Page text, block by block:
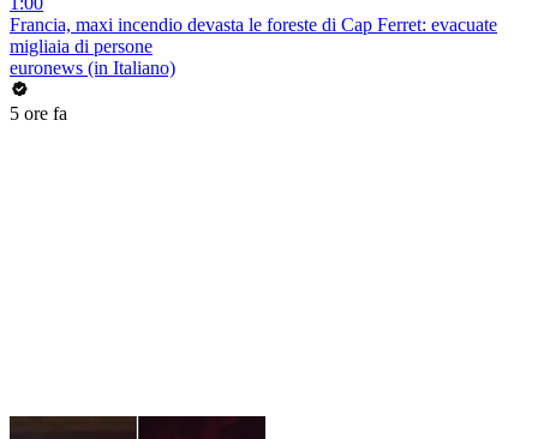
Francia, maxi incendio devasta le foreste di Cap Ferret: evacuate
migliaia di persone
euronews (in Italiano)
5 ore fa